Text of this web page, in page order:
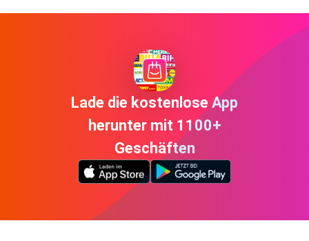
Lade die kostenlose App
herunter mit 1100+
Geschäften